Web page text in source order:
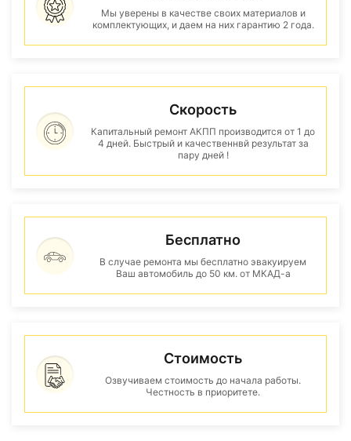
Мы уверены в качестве своих материалов и
комплектующих, и даем на них гарантию 2 года.
Скорость
Капитальный ремонт АКПП производится от 1 до
4 дней. Быстрый и качественнвй результат за
пару дней !
Бесплатно
В случае ремонта мы бесплатно эвакуируем
Ваш автомобиль до 50 км. от МКАД-а
Стоимость
Озвучиваем стоимость до начала работы.
Честность в приоритете.